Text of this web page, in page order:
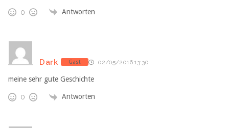
0 Antworten
Dark Gast 02/05/2016 13:30
meine sehr gute Geschichte
0 Antworten